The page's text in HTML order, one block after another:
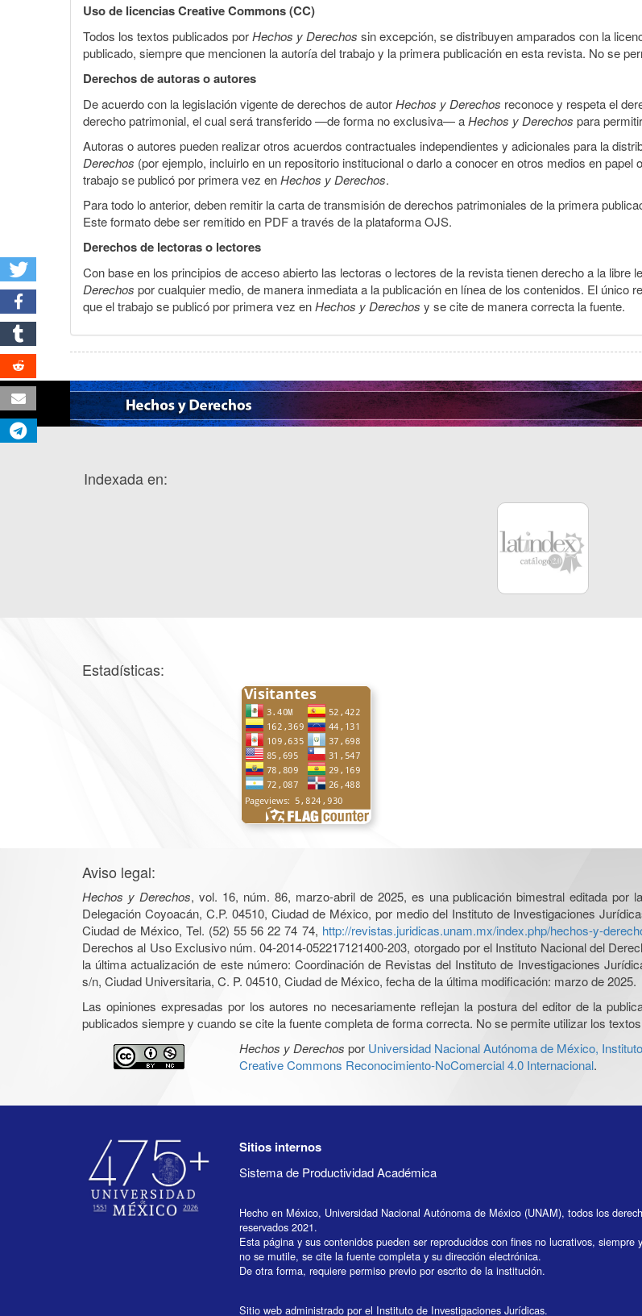
Uso de licencias Creative Commons (CC)
Todos los textos publicados porHechos y Derechos sin excepción, se distribuyen amparados con la
publicado, siempre que mencionen la autoría del trabajo y la primera publicación en esta revista. No se
Derechos de autoras o autores
De acuerdo con la legislación vigente de derechos de autorHechos y Derechos reconoce y respeta el
derecho patrimonial, el cual será transferido —de forma no exclusiva— aHechos y Derechos para
Autoras o autores pueden realizar otros acuerdos contractuales independientes y adicionales para la
Derechos (por ejemplo, incluirlo en un repositorio institucional o darlo a conocer en otros medios en
trabajo se publicó por primera vez enHechos y Derechos.
Para todo lo anterior, deben remitir la carta de transmisión de derechos patrimoniales de la primera
Este formato debe ser remitido en PDF a través de la plataforma OJS.
Derechos de lectoras o lectores
Con base en los principios de acceso abierto las lectoras o lectores de la revista tienen derecho a la libre
Derechos por cualquier medio, de manera inmediata a la publicación en línea de los contenidos. El
que el trabajo se publicó por primera vez enHechos y Derechos y se cite de manera correcta la fuente.
Indexada en:
Estadísticas:
Aviso legal:
Hechos y Derechos, vol. 16, núm. 86, marzo-abril de 2025, es una publicación bimestral editada por
Delegación Coyoacán, C.P. 04510, Ciudad de México, por medio del Instituto de Investigaciones
Ciudad de México, Tel. (52) 55 56 22 74 74, http://revistas.juridicas.unam.mx/index.php/hechos-y-
Derechos al Uso Exclusivo núm. 04-2014-052217121400-203, otorgado por el Instituto Nacional del
la última actualización de este número: Coordinación de Revistas del Instituto de Investigaciones
s/n, Ciudad Universitaria, C. P. 04510, Ciudad de México, fecha de la última modificación: marzo de 2025.
Las opiniones expresadas por los autores no necesariamente reflejan la postura del editor de la
publicados siempre y cuando se cite la fuente completa de forma correcta. No se permite utilizar los
Hechos y Derechos por Universidad Nacional Autónoma de México,
Creative Commons Reconocimiento-NoComercial 4.0 Internacional.
Sitios internos
Sistema de Productividad Académica
Hecho en México, Universidad Nacional Autónoma de México (UNAM), todos los
reservados 2021.
Esta página y sus contenidos pueden ser reproducidos con fines no lucrativos, siempre
no se mutile, se cite la fuente completa y su dirección electrónica.
De otra forma, requiere permiso previo por escrito de la institución.
Sitio web administrado por el Instituto de Investigaciones Jurídicas.